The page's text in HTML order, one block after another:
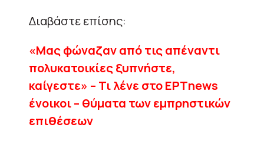
Διαβάστε επίσης:
«Μας φώναζαν από τις απέναντι
πολυκατοικίες ξυπνήστε,
καίγεστε» – Τι λένε στο ΕΡΤnews
ένοικοι – θύματα των εμπρηστικών
επιθέσεων